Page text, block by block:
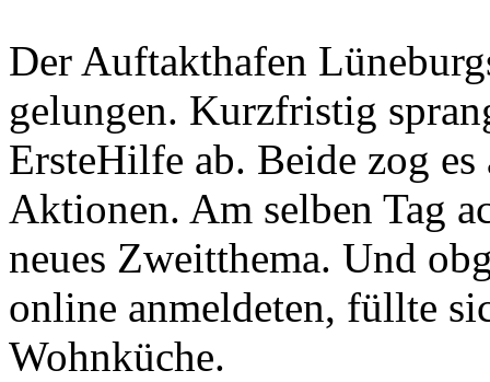
Der Auftakthafen
gelungen. Kurzfristig
ErsteHilfe ab. Beide zog
Aktionen. Am selben Tag
neues Zweitthema. Und
online anmeldeten, füllte
Wohnküche.